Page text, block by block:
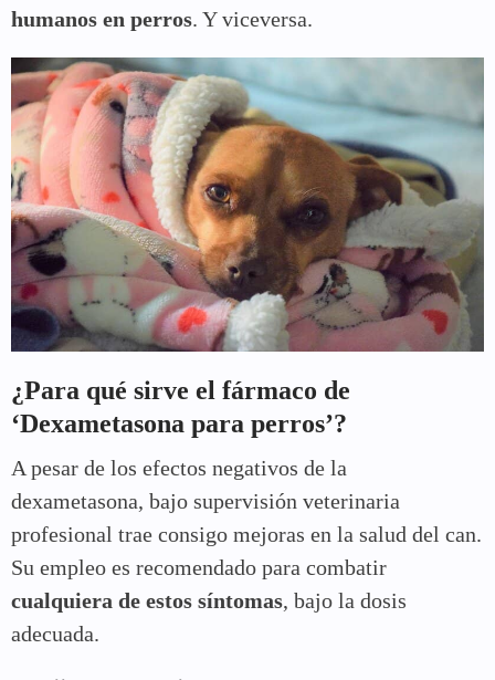
humanos en perros. Y viceversa.
¿Para qué sirve el fármaco de
‘Dexametasona para perros’?
A pesar de los efectos negativos de la
dexametasona, bajo supervisión veterinaria
profesional trae consigo mejoras en la salud del can.
Su empleo es recomendado para combatir
cualquiera de estos síntomas, bajo la dosis
adecuada.